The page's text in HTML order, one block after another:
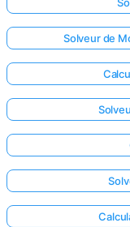
Solveur de